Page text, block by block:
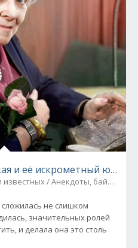
и её искрометный юмор!
известных / Анекдоты, байки,
не слишком
значительных ролей